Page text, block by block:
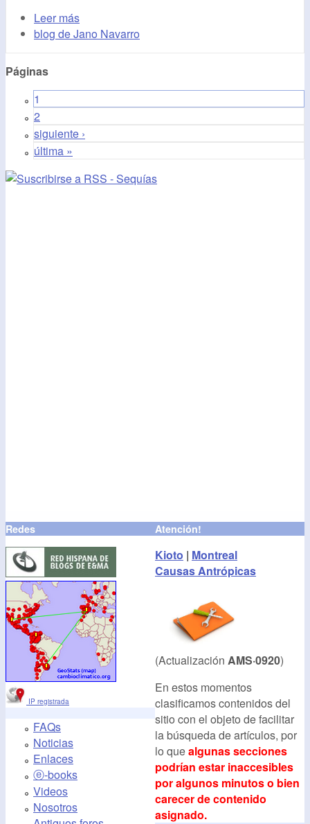
Leer más
blog de Jano Navarro
Páginas
1
2
siguiente ›
última »
Redes
IP registrada
FAQs
Noticias
Enlaces
ⓔ-books
Videos
Nosotros
Atención!
Kioto | Montreal
Causas Antrópicas
(Actualización AMS·0920)
En estos momentos
clasificamos contenidos del
sitio con el objeto de facilitar
la búsqueda de artículos, por
lo quealgunas secciones
podrían estar inaccesibles
por algunos minutos o bien
carecer de contenido
asignado.